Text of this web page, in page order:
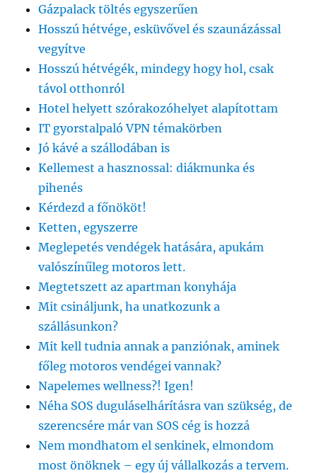
Gázpalack töltés egyszerűen
Hosszú hétvége, esküvővel és szaunázással
vegyítve
Hosszú hétvégék, mindegy hogy hol, csak
távol otthonról
Hotel helyett szórakozóhelyet alapítottam
IT gyorstalpaló VPN témakörben
Jó kávé a szállodában is
Kellemest a hasznossal: diákmunka és
pihenés
Kérdezd a főnököt!
Ketten, egyszerre
Meglepetés vendégek hatására, apukám
valószínűleg motoros lett.
Megtetszett az apartman konyhája
Mit csináljunk, ha unatkozunk a
szállásunkon?
Mit kell tudnia annak a panziónak, aminek
főleg motoros vendégei vannak?
Napelemes wellness?! Igen!
Néha SOS duguláselhárításra van szükség, de
szerencsére már van SOS cég is hozzá
Nem mondhatom el senkinek, elmondom
most önöknek – egy új vállalkozás a tervem.